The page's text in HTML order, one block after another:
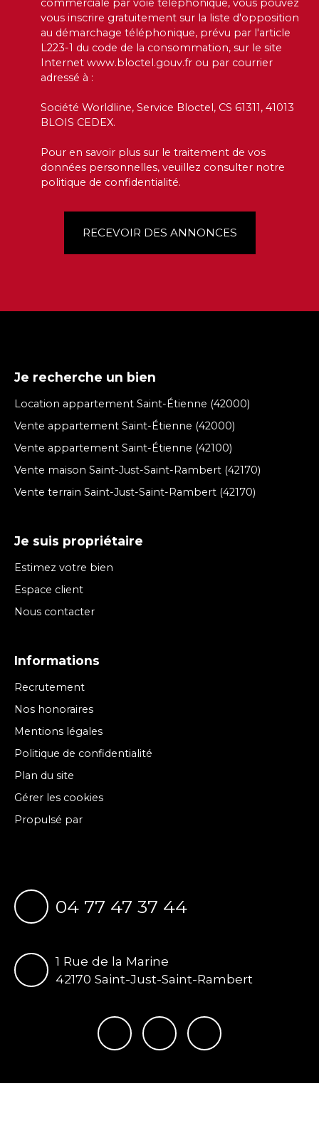
commerciale par voie téléphonique, vous pouvez
vous inscrire gratuitement sur la liste d'opposition
au démarchage téléphonique, prévu par l'article
L223-1 du code de la consommation, sur le site
Internet www.bloctel.gouv.fr ou par courrier
adressé à :
Société Worldline, Service Bloctel, CS 61311, 41013
BLOIS CEDEX.
Pour en savoir plus sur le traitement de vos
données personnelles, veuillez consulter notre
politique de confidentialité.
RECEVOIR DES ANNONCES
Je recherche un bien
Location appartement Saint-Étienne (42000)
Vente appartement Saint-Étienne (42000)
Vente appartement Saint-Étienne (42100)
Vente maison Saint-Just-Saint-Rambert (42170)
Vente terrain Saint-Just-Saint-Rambert (42170)
Je suis propriétaire
Estimez votre bien
Espace client
Nous contacter
Informations
Recrutement
Nos honoraires
Mentions légales
Politique de confidentialité
Plan du site
Gérer les cookies
Propulsé par
04 77 47 37 44
1 Rue de la Marine
42170 Saint-Just-Saint-Rambert